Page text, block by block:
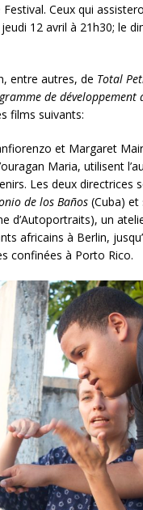
Ceux qui
12 avril à 21h30; le
entre autres, de Total
de développement
films suivants:
et Margaret
Maria, utilisent
Les deux directrices
de los Baños(Cuba) et
d’Autoportraits), un
africains à Berlin,
confinées à Porto Rico.